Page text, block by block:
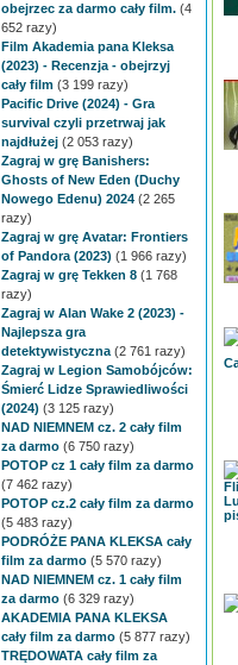
obejrzec za darmo cały film. (4
652 razy)
Film Akademia pana Kleksa
(2023) - Recenzja - obejrzyj
cały film (3 199 razy)
Pacific Drive (2024) - Gra
survival czyli przetrwaj jak
najdłużej (2 053 razy)
Zagraj w grę Banishers:
Ghosts of New Eden (Duchy
Nowego Edenu) 2024 (2 265
razy)
Zagraj w grę Avatar: Frontiers
of Pandora (2023) (1 966 razy)
Zagraj w grę Tekken 8 (1 768
razy)
Zagraj w Alan Wake 2 (2023) -
Najlepsza gra
detektywistyczna (2 761 razy)
Zagraj w Legion Samobójców:
Śmierć Lidze Sprawiedliwości
(2024) (3 125 razy)
NAD NIEMNEM cz. 2 cały film
za darmo (6 750 razy)
POTOP cz 1 cały film za darmo
(7 462 razy)
POTOP cz.2 cały film za darmo
(5 483 razy)
PODRÓŻE PANA KLEKSA cały
film za darmo (5 570 razy)
NAD NIEMNEM cz. 1 cały film
za darmo (6 329 razy)
AKADEMIA PANA KLEKSA
cały film za darmo (5 877 razy)
TRĘDOWATA cały film za